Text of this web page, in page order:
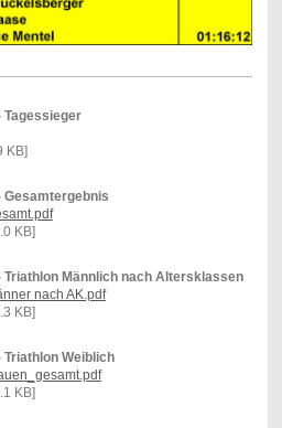
Tagessieger
KB]
KB]
Triathlon Männlich nach Altersklassen
nach AK.pdf
KB]
Weiblich
KB]